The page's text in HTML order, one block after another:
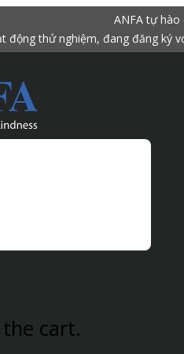
ANFA tự hào
động thử nghiệm, đang đăng ký
cart.